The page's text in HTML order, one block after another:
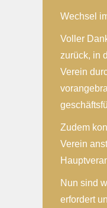
Wechsel
Voller
zurück, in
Verein
Zudem
Verein
Nun sind
erfordert